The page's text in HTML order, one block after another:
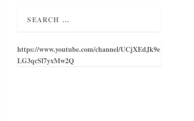
https://www.youtube.com/channel/UCjXEdJk9e
LG3qcSl7yxMw2Q